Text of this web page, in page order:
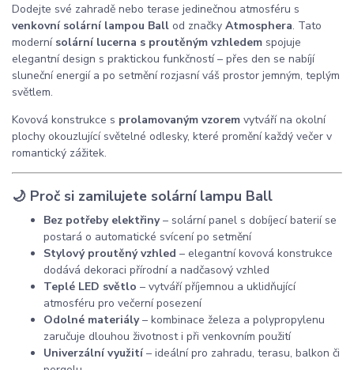
Dodejte své zahradě nebo terase jedinečnou atmosféru s
venkovní solární lampou Ball od značky Atmosphera. Tato
moderní solární lucerna s proutěným vzhledem spojuje
elegantní design s praktickou funkčností – přes den se nabíjí
sluneční energií a po setmění rozjasní váš prostor jemným, teplým
světlem.
Kovová konstrukce s prolamovaným vzorem vytváří na okolní
plochy okouzlující světelné odlesky, které promění každý večer v
romantický zážitek.
🌙 Proč si zamilujete solární lampu Ball
Bez potřeby elektřiny– solární panel s dobíjecí baterií se
postará o automatické svícení po setmění
Stylový proutěný vzhled – elegantní kovová konstrukce
dodává dekoraci přírodní a nadčasový vzhled
Teplé LED světlo – vytváří příjemnou a uklidňující
atmosféru pro večerní posezení
Odolné materiály– kombinace železa a polypropylenu
zaručuje dlouhou životnost i při venkovním použití
Univerzální využití– ideální pro zahradu, terasu, balkon či